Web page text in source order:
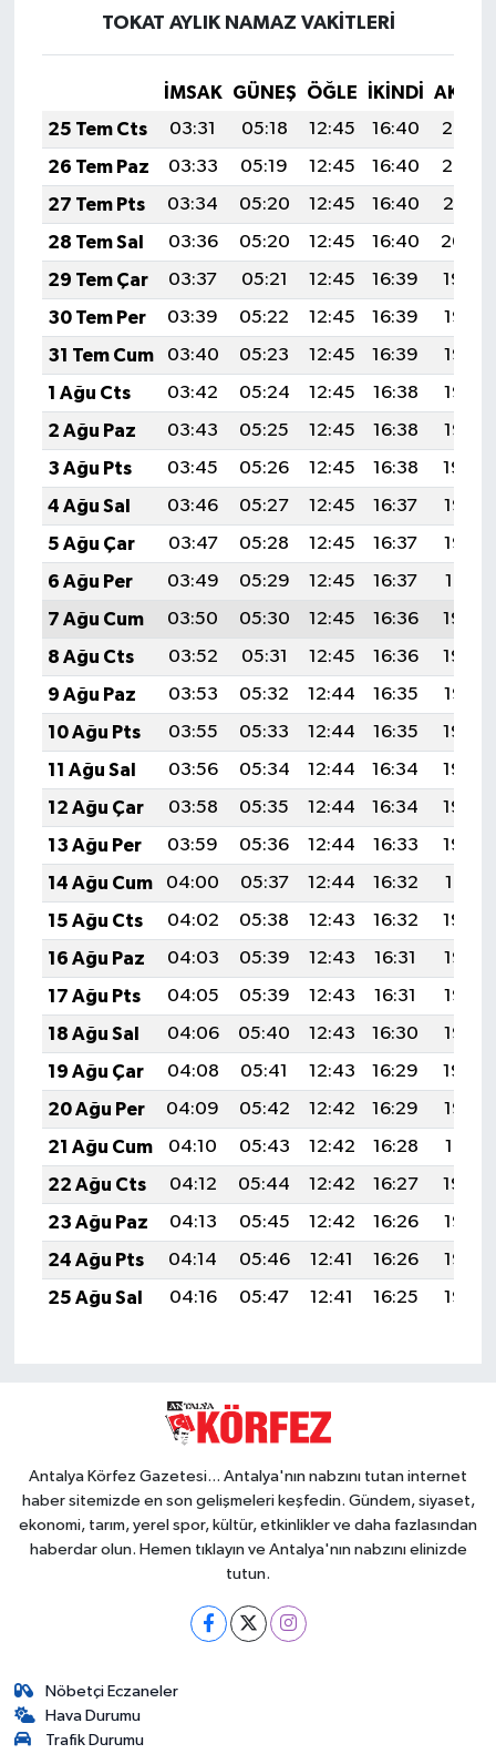
TOKAT AYLIK NAMAZ VAKITLERI
İMSAK GÜNEŞ ÖĞLE İKINDI
25 Tem Cts
03:31 05:18 12:45 16:40
20:03
26 Tem Paz
03:33 05:19 12:45 16:40
20:02
27 Tem Pts
03:34 05:20 12:45 16:40
20:01
28 Tem Sal
03:36 05:20 12:45 16:40
20:00
29 Tem Çar
03:37 05:21 12:45 16:39
19:59
30 Tem Per
03:39 05:22 12:45 16:39
19:58
31 Tem Cum
03:40 05:23 12:45 16:39
19:57
1 Ağu Cts
03:42 05:24 12:45 16:38
19:56
2 Ağu Paz
03:43 05:25 12:45 16:38
19:55
3 Ağu Pts
03:45 05:26 12:45 16:38
19:54
4 Ağu Sal
03:46 05:27 12:45 16:37
19:53
5 Ağu Çar
03:47 05:28 12:45 16:37
19:52
6 Ağu Per
03:49 05:29 12:45 16:37
19:51
7 Ağu Cum
03:50 05:30 12:45 16:36
19:49
8 Ağu Cts
03:52 05:31 12:45 16:36
19:48
9 Ağu Paz
03:53 05:32 12:44 16:35
19:47
10 Ağu Pts
03:55 05:33 12:44 16:35
19:46
11 Ağu Sal
03:56 05:34 12:44 16:34
19:45
12 Ağu Çar
03:58 05:35 12:44 16:34
19:43
13 Ağu Per
03:59 05:36 12:44 16:33
19:42
14 Ağu Cum
04:00 05:37 12:44 16:32
19:41
15 Ağu Cts
04:02 05:38 12:43 16:32
19:39
16 Ağu Paz
04:03 05:39 12:43 16:31
19:38
17 Ağu Pts
04:05 05:39 12:43 16:31
19:37
18 Ağu Sal
04:06 05:40 12:43 16:30
19:35
19 Ağu Çar
04:08 05:41 12:43 16:29
19:34
20 Ağu Per
04:09 05:42 12:42 16:29
19:32
21 Ağu Cum
04:10 05:43 12:42 16:28
19:31
22 Ağu Cts
04:12 05:44 12:42 16:27
19:29
23 Ağu Paz
04:13 05:45 12:42 16:26
19:28
24 Ağu Pts
04:14 05:46 12:41 16:26
19:26
25 Ağu Sal
04:16 05:47 12:41 16:25 19:25
Antalya Körfez Gazetesi... Antalya'nın nabzını tutan internet
haber sitemizde en son gelişmeleri keşfedin. Gündem, siyaset,
ekonomi, tarım, yerel spor, kültür, etkinlikler ve daha fazlasından
haberdar olun. Hemen tıklayın ve Antalya'nın nabzını elinizde
tutun.
Nöbetçi Eczaneler
Hava Durumu
Trafik Durumu